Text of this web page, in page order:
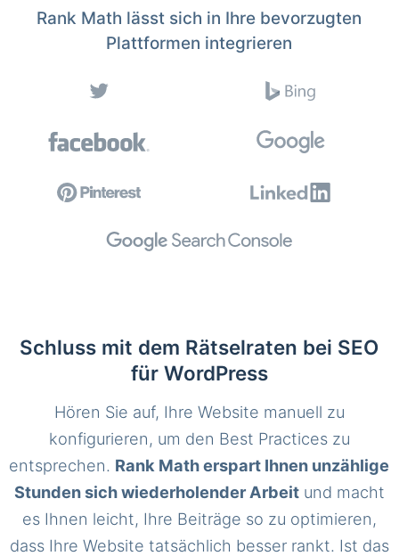
Rank Math lässt sich in Ihre bevorzugten
Plattformen integrieren
Schluss mit dem Rätselraten bei SEO
für WordPress
Hören Sie auf, Ihre Website manuell zu
konfigurieren, um den Best Practices zu
entsprechen. Rank Math erspart Ihnen unzählige
Stunden sich wiederholender Arbeitund macht
es Ihnen leicht, Ihre Beiträge so zu optimieren,
dass Ihre Website tatsächlich besser rankt. Ist das